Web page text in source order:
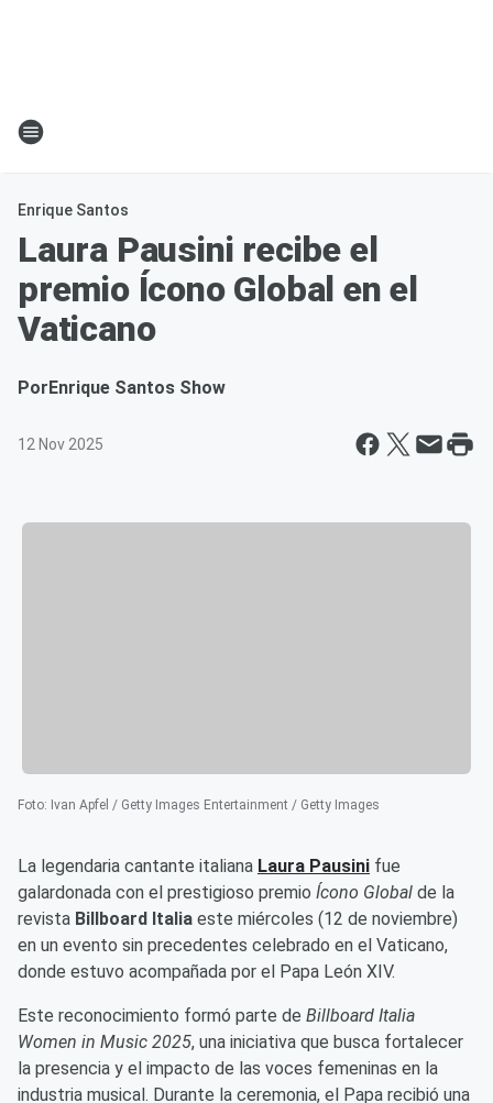
Enrique Santos
Laura Pausini recibe el
premio Ícono Global en el
Vaticano
PorEnrique Santos Show
12 Nov 2025
Foto: Ivan Apfel / Getty Images Entertainment / Getty Images
La legendaria cantante italiana Laura Pausini fue
galardonada con el prestigioso premio Ícono Global de la
revista Billboard Italia este miércoles (12 de noviembre)
en un evento sin precedentes celebrado en el Vaticano,
donde estuvo acompañada por el Papa León XIV.
Este reconocimiento formó parte de Billboard Italia
Women in Music 2025, una iniciativa que busca fortalecer
la presencia y el impacto de las voces femeninas en la
industria musical. Durante la ceremonia, el Papa recibió una